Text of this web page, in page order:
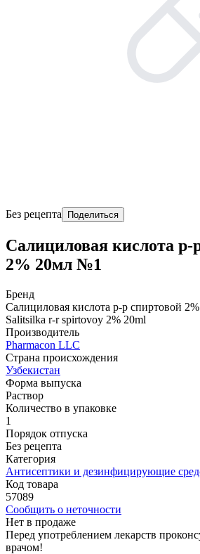
Без рецепта Поделиться
Салициловая кислота р-
2% 20мл №1
Бренд
Салициловая кислота р-р спиртовой
Salitsilka r-r spirtovoy 2% 20ml
Производитель
Pharmacon LLC
Страна происхождения
Узбекистан
Форма выпуска
Раствор
Количество в упаковке
1
Порядок отпуска
Без рецепта
Категория
Антисептики и дезинфицирующие
Код товара
57089
Сообщить о неточности
Нет в продаже
Перед употреблением лекарств
врачом!